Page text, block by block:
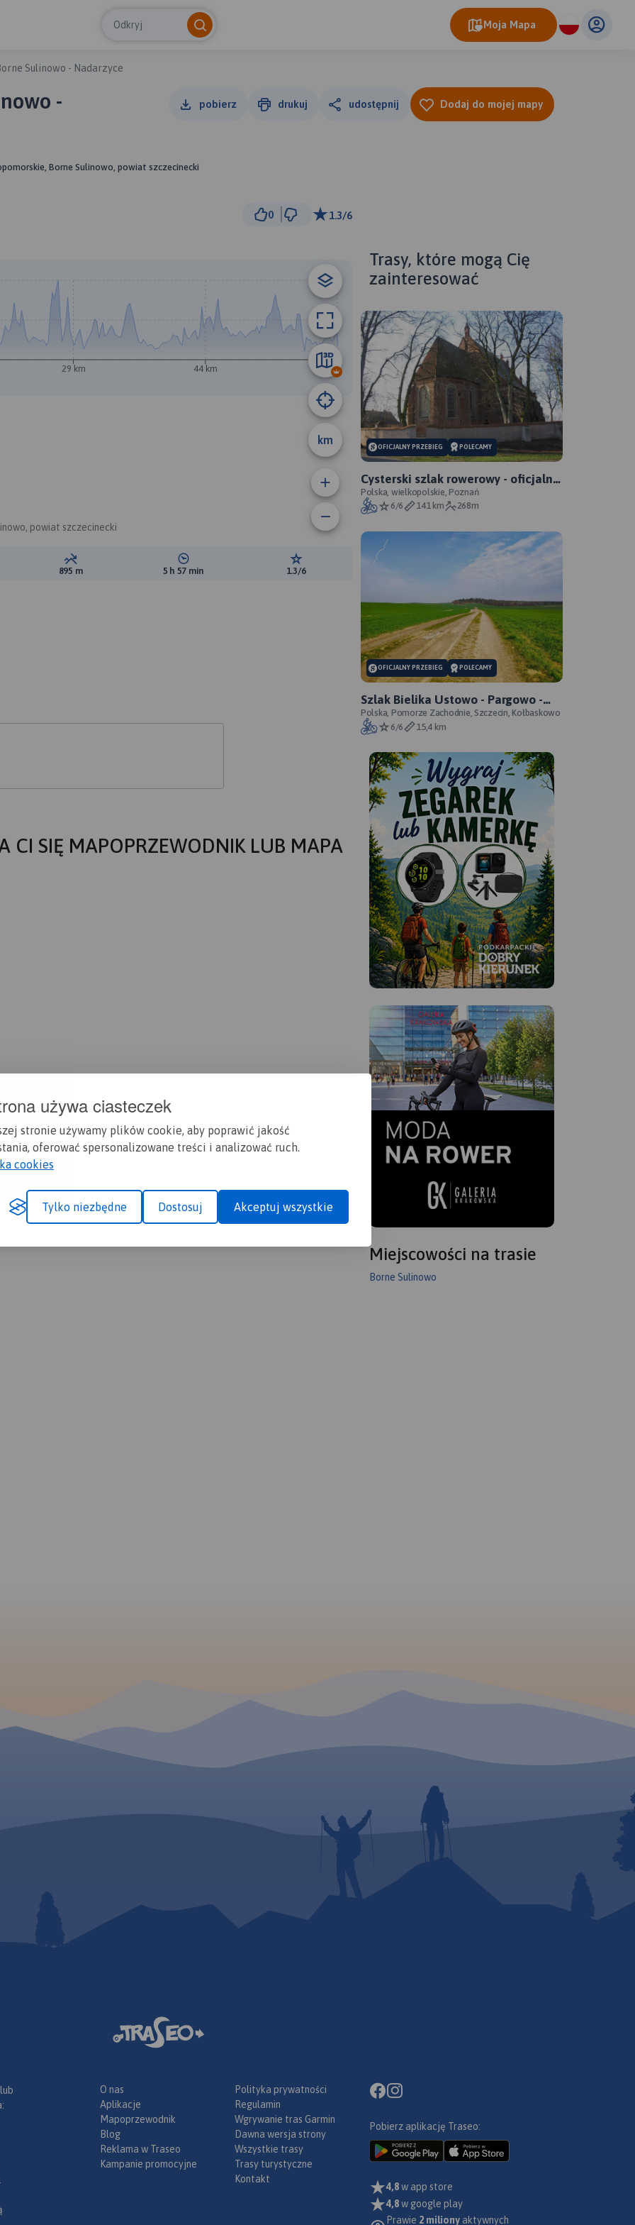
używa ciasteczek
stronie używamy plików cookie, aby poprawić jakość
oferować spersonalizowane treści i analizować ruch.
cookies
Tylko niezbędne Dostosuj Akceptuj wszystkie
Odkryj Moja Mapa
Sulinowo - Nadarzyce
-
pobierz drukuj udostępnij Dodaj do mojej mapy
Borne Sulinowo, powiat szczecinecki
0 1.3/6
km
29 km 44 km 59 km
powiat szczecinecki
Suma spadków:
895 m Średni czas potrzebny na pokonanie trasy:
5 h 57 min Ocena trasy:
1.3/6
CI SIĘ MAPOPRZEWODNIK LUB MAPA
Trasy, które mogą Cię
zainteresować
OFICJALNY PRZEBIEG POLECAMY
Cysterski szlak rowerowy - oficjalny
przebieg
Polska, wielkopolskie, Poznań
6/6
141 km 268m
OFICJALNY PRZEBIEG POLECAMY
Szlak Bielika Ustowo - Pargowo -
przebieg oficjalny
Polska, Pomorze Zachodnie, Szczecin, Kołbaskowo
6/6
15,4 km
Miejscowości na trasie
Borne Sulinowo
O nas
Aplikacje
Mapoprzewodnik
Blog
Reklama w Traseo
Kampanie promocyjne
Polityka prywatności
Regulamin
Wgrywanie tras Garmin
Dawna wersja strony
Wszystkie trasy
Trasy turystyczne
Kontakt
Pobierz aplikację Traseo:
4,8w app store
4,8w google play
Prawie 2 miliony aktywnych